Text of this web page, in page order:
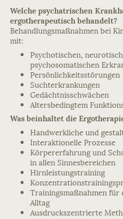
Welche psychatrischen
ergotherapeutisch behandelt?
Behandlungsmaßnahmen bei
mit:
Psychotischen,
psychosomatischen
Persönlichkeitsstörungen
Suchterkrankungen
Gedächtnisschwächen
Altersbedingtem
Was beinhaltet die
Handwerkliche und
Interaktionelle Prozesse
Körpererfahrung und
in allen Sinnesbereichen
Hirnleistungstraining
Trainingsmaßnahmen für
Alltag
Ausdruckszentrierte